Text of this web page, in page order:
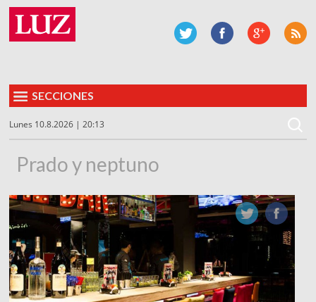
SECCIONES
Lunes 10.8.2026 | 20:13
Prado y neptuno